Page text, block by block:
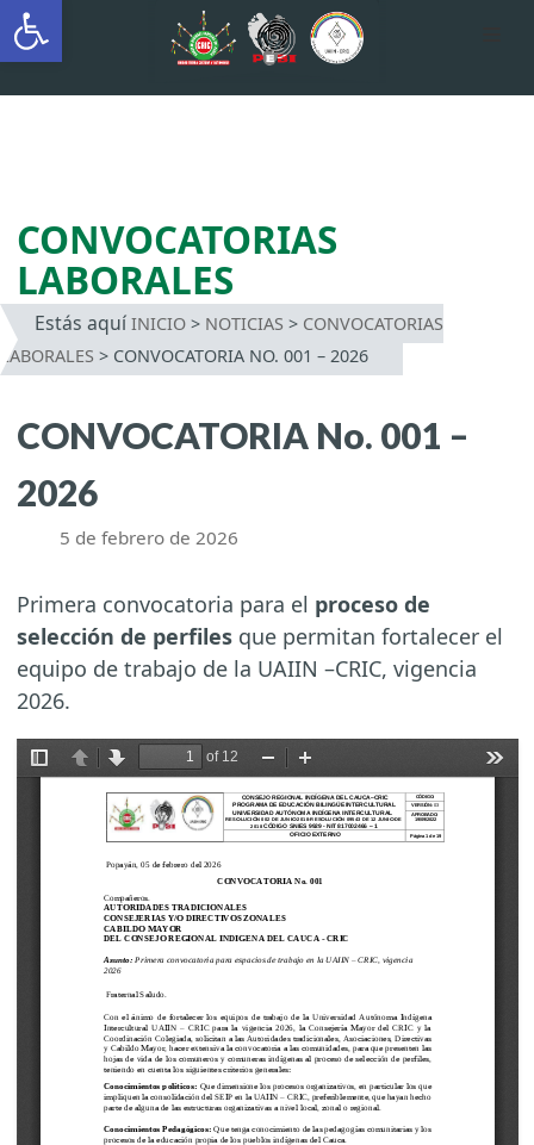
Saltar
al
INTERCULTURAL
CONVOCATORIAS
LABORALES
Estás aquí INICIO> NOTICIAS > CONVOCATORIAS
LABORALES > CONVOCATORIA NO. 001 – 2026
CONVOCATORIA No. 001 –
2026
5 de febrero de 2026
Primera convocatoria para el proceso de
selección de perfilesque permitan fortalecer el
equipo de trabajo de la UAIIN –CRIC, vigencia
2026.